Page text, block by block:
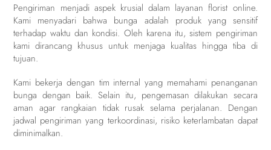
Pengiriman menjadi aspek krusial dalam layanan florist online.
Kami menyadari bahwa bunga adalah produk yang sensitif
terhadap waktu dan kondisi. Oleh karena itu, sistem pengiriman
kami dirancang khusus untuk menjaga kualitas hingga tiba di
tujuan.
Kami bekerja dengan tim internal yang memahami penanganan
bunga dengan baik. Selain itu, pengemasan dilakukan secara
aman agar rangkaian tidak rusak selama perjalanan. Dengan
jadwal pengiriman yang terkoordinasi, risiko keterlambatan dapat
diminimalkan.